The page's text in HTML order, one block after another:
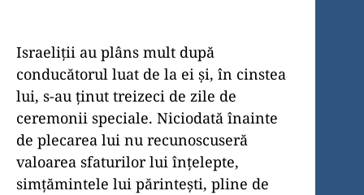
Israeliții au plâns mult după
conducătorul luat de la ei și, în cinstea
lui, s-au ținut treizeci de zile de
ceremonii speciale. Niciodată înainte
de plecarea lui nu recunoscuseră
valoarea sfaturilor lui înțelepte,
simțămintele lui părintești, pline de